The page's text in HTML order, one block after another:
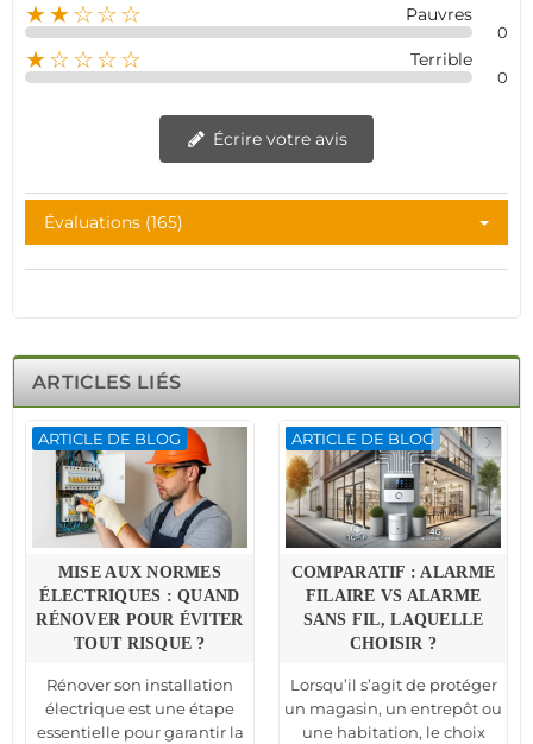
★★☆☆☆ Pauvres
0
★☆☆☆☆ Terrible
0
Écrire votre avis
Évaluations (165)
ARTICLES LIÉS
ARTICLE DE BLOG
MISE AUX NORMES
ÉLECTRIQUES : QUAND
RÉNOVER POUR ÉVITER
TOUT RISQUE ?
Rénover son installation
électrique est une étape
essentielle pour garantir la
ARTICLE DE BLOG
COMPARATIF : ALARME
FILAIRE VS ALARME
SANS FIL, LAQUELLE
CHOISIR ?
Lorsqu’il s’agit de protéger
un magasin, un entrepôt ou
une habitation, le choix